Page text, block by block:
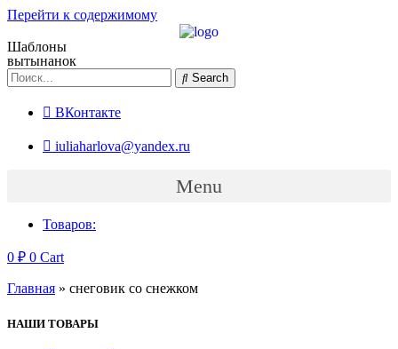
Перейти к содержимому
Шаблоны
вытынанок
Search
ВКонтакте
iuliaharlova@yandex.ru
Menu
Товаров:
0 ₽ 0 Cart
Главная » снеговик со снежком
НАШИ ТОВАРЫ